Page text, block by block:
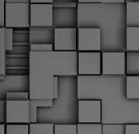
αυτούς, σε λίγους
αστυνομία. Θα
να είμαι σήμερα
Ξεκίνησαν εδώ και
νεοπροσληφθέντων
δήμους και οι